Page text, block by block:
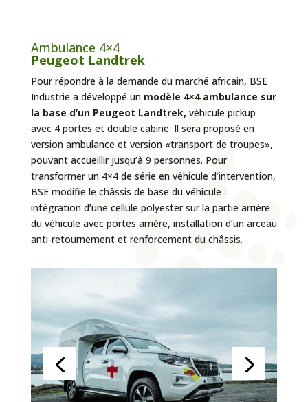
Ambulance 4×4
Peugeot Landtrek
Pour répondre à la demande du marché africain, BSE
Industrie a développé un modèle 4×4 ambulance sur
la base d’un Peugeot Landtrek, véhicule pickup
avec 4 portes et double cabine. Il sera proposé en
version ambulance et version «transport de troupes»,
pouvant accueillir jusqu’à 9 personnes. Pour
transformer un 4×4 de série en véhicule d’intervention,
BSE modifie le châssis de base du véhicule :
intégration d’une cellule polyester sur la partie arrière
du véhicule avec portes arrière, installation d’un arceau
anti-retournement et renforcement du châssis.